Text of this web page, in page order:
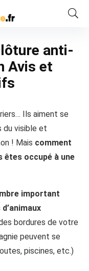
anti-
Avis et
Ils aiment se
du visible et
! Mais comment
êtes occupé à une
important
bordures de votre
peuvent se
piscines, etc.)